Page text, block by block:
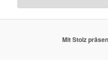
Mit Stolz